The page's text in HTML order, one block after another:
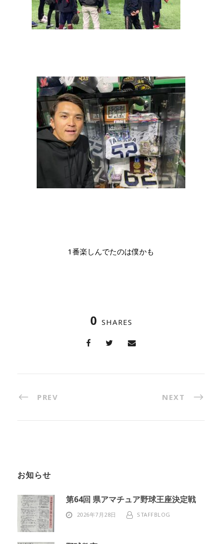
1番楽しんでたのは僕かも
0 SHARES
PREV NEXT
お知らせ
第64回 県アマチュア野球王座決定戦
2026年7月28日 STAFFBLOG